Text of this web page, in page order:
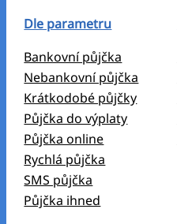
Dle parametru
Bankovní půjčka
Nebankovní půjčka
Krátkodobé půjčky
Půjčka do výplaty
Půjčka online
Rychlá půjčka
SMS půjčka
Půjčka ihned